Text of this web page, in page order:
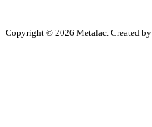
Copyright © 2026 Metalac. Created by